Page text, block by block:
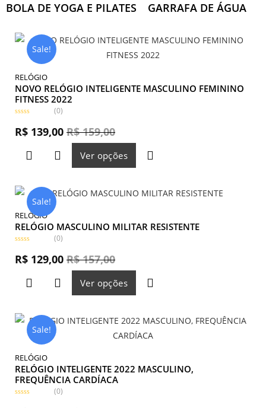
BOLA DE YOGA E PILATES
GARRAFA DE ÁGUA
Sale!
RELÓGIO
NOVO RELÓGIO INTELIGENTE MASCULINO FEMININO
FITNESS 2022
v
a
0
d
(0)
R$159,00
R$ 139,00
Ver opções
Sale!
RELÓGIO
RELÓGIO MASCULINO MILITAR RESISTENTE
v
a
0
d
(0)
R$157,00
R$ 129,00
Ver opções
Sale!
RELÓGIO
RELÓGIO INTELIGENTE 2022 MASCULINO,
FREQUÊNCIA CARDÍACA
(0)